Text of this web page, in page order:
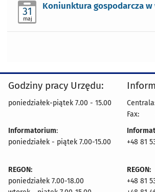
31
maj
Koniunktura gospodarcza
Godziny pracy Urzędu:
poniedziałek-piątek 7.00 - 15.00
Informatorium:
poniedziałek - piątek 7.00-15.00
REGON:
poniedziałek 7.00-18.00
Fax:
+48 81
REGON:
+48 81